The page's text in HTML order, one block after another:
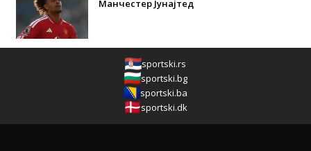
Манчестер Јунајтед
sportski.rs
sportski.bg
sportski.ba
sportski.dk